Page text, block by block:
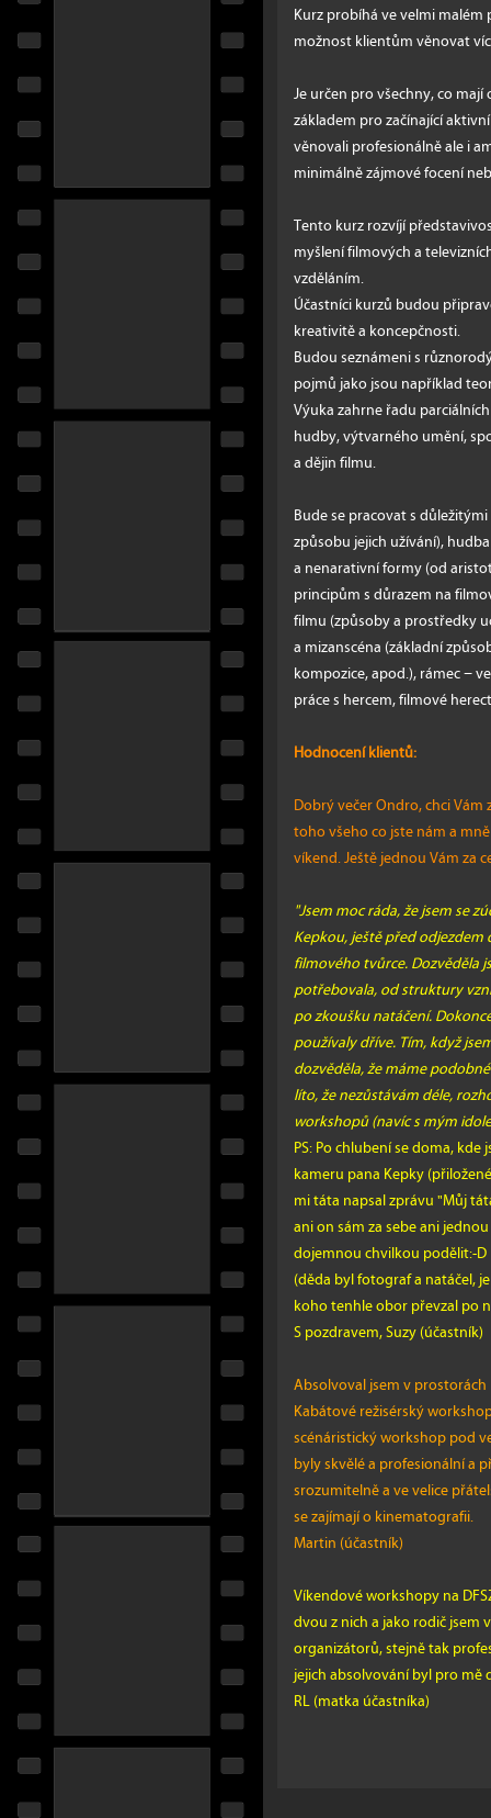
Kurz probíhá ve velmi
možnost klientům věnovat
Je určen pro všechny, co
základem pro začínající
věnovali profesionálně ale i
minimálně zájmové focení
Tento kurz rozvíjí
myšlení filmových a
vzděláním.
Účastníci kurzů budou
kreativitě a koncepčnosti.
Budou seznámeni s
pojmů jako jsou například
Výuka zahrne řadu
hudby, výtvarného umění,
a dějin filmu.
Bude se pracovat s
způsobu jejich užívání),
a nenarativní formy (od
principům s důrazem na
filmu (způsoby a prostředky
a mizanscéna (základní
kompozice, apod.), rámec −
práce s hercem, filmové
Hodnocení klientů:
Dobrý večer Ondro, chci
toho všeho co jste nám a
víkend. Ještě jednou Vám za
"Jsem moc ráda, že jsem se
Kepkou, ještě před
filmového tvůrce. Dozvěděla
potřebovala, od struktury
po zkoušku natáčení.
používaly dříve. Tím, když
dozvěděla, že máme
líto, že nezůstávám déle,
workshopů (navíc s mým
PS: Po chlubení se doma,
kameru pana Kepky
mi táta napsal zprávu "Můj
ani on sám za sebe ani
dojemnou chvilkou podělit:-D
(děda byl fotograf a natáčel,
koho tenhle obor převzal po
S pozdravem, Suzy (účastník)
Absolvoval jsem v
Kabátové režisérský
scénáristický workshop pod
byly skvělé a profesionální a
srozumitelně a ve velice
se zajímají o kinematografii.
Martin (účastník)
Víkendové workshopy na
dvou z nich a jako rodič jsem
organizátorů, stejně tak
jejich absolvování byl pro mě
RL (matka účastníka)